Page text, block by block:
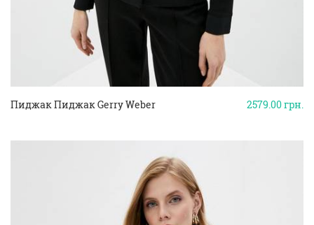
2579.00грн.
Пиджак Пиджак Gerry Weber